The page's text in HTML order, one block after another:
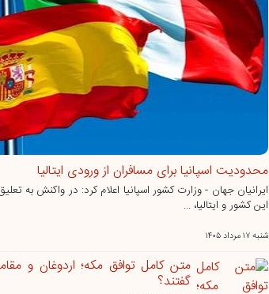
محدودیت اسپانیا برای مسافران از ورودی ایتالیا
ایرانیان جهان - وزارت کشور اسپانیا اعلام کرد: در واکنش به
این کشور و ایتالیا، ...
شنبه ۱۷ مرداد ۱۴۰۵
متن کامل توافق مکه؛ اردوغان و
گفتند؟